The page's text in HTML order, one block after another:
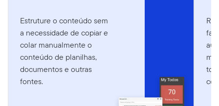
Estruture o conteúdo sem
a necessidade de copiar e
colar manualmente o
conteúdo de planilhas,
documentos e outras
fontes.